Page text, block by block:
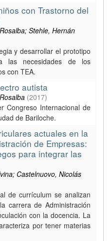
con Trastorno del
Stehle, Hernán
y desarrollar el prototipo
las necesidades de los
con TEA.
autista
(2017)
Congreso Internacional de
de Bariloche.
actuales en la
de Empresas:
para integrar las
Castelnuovo, Nicolás
de currículum se analizan
carrera de Administración
con la docencia. La
por tener materias